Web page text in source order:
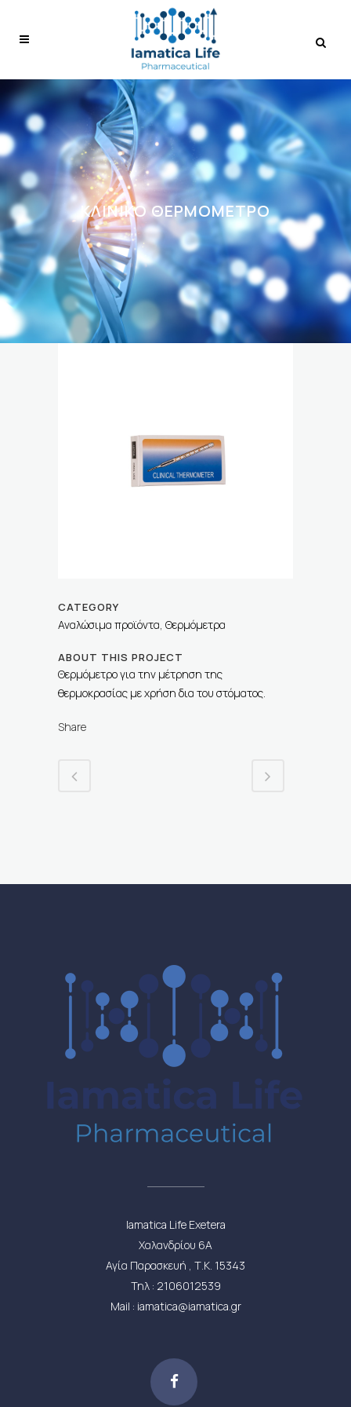
ΚΛΙΝΙΚΌ ΘΕΡΜΌΜΕΤΡΟ
CATEGORY
Αναλώσιμα προϊόντα, Θερμόμετρα
ABOUT THIS PROJECT
Θερμόμετρο για την μέτρηση της
θερμοκρασίας με χρήση δια του στόματος.
Share
Iamatica Life Exetera
Χαλανδρίου 6Α
Αγία Παρασκευή , Τ.Κ. 15343
Τηλ : 2106012539
Mail : iamatica@iamatica.gr